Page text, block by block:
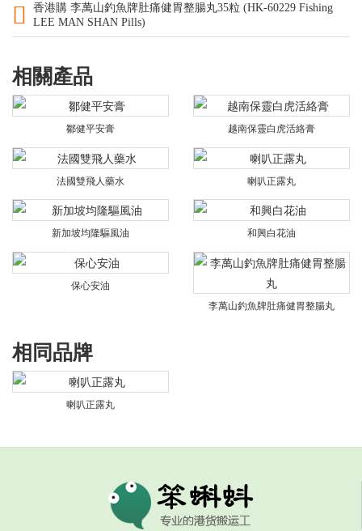
香港購 李萬山釣魚牌肚痛健胃整腸丸35粒 (HK-60229 Fishing
LEE MAN SHAN Pills)
相關產品
鄒健平安膏 越南保靈白虎活絡膏
法國雙飛人藥水 喇叭正露丸
新加坡均隆驅風油 和興白花油
保心安油
李萬山釣魚牌肚痛健胃整腸丸
相同品牌
喇叭正露丸